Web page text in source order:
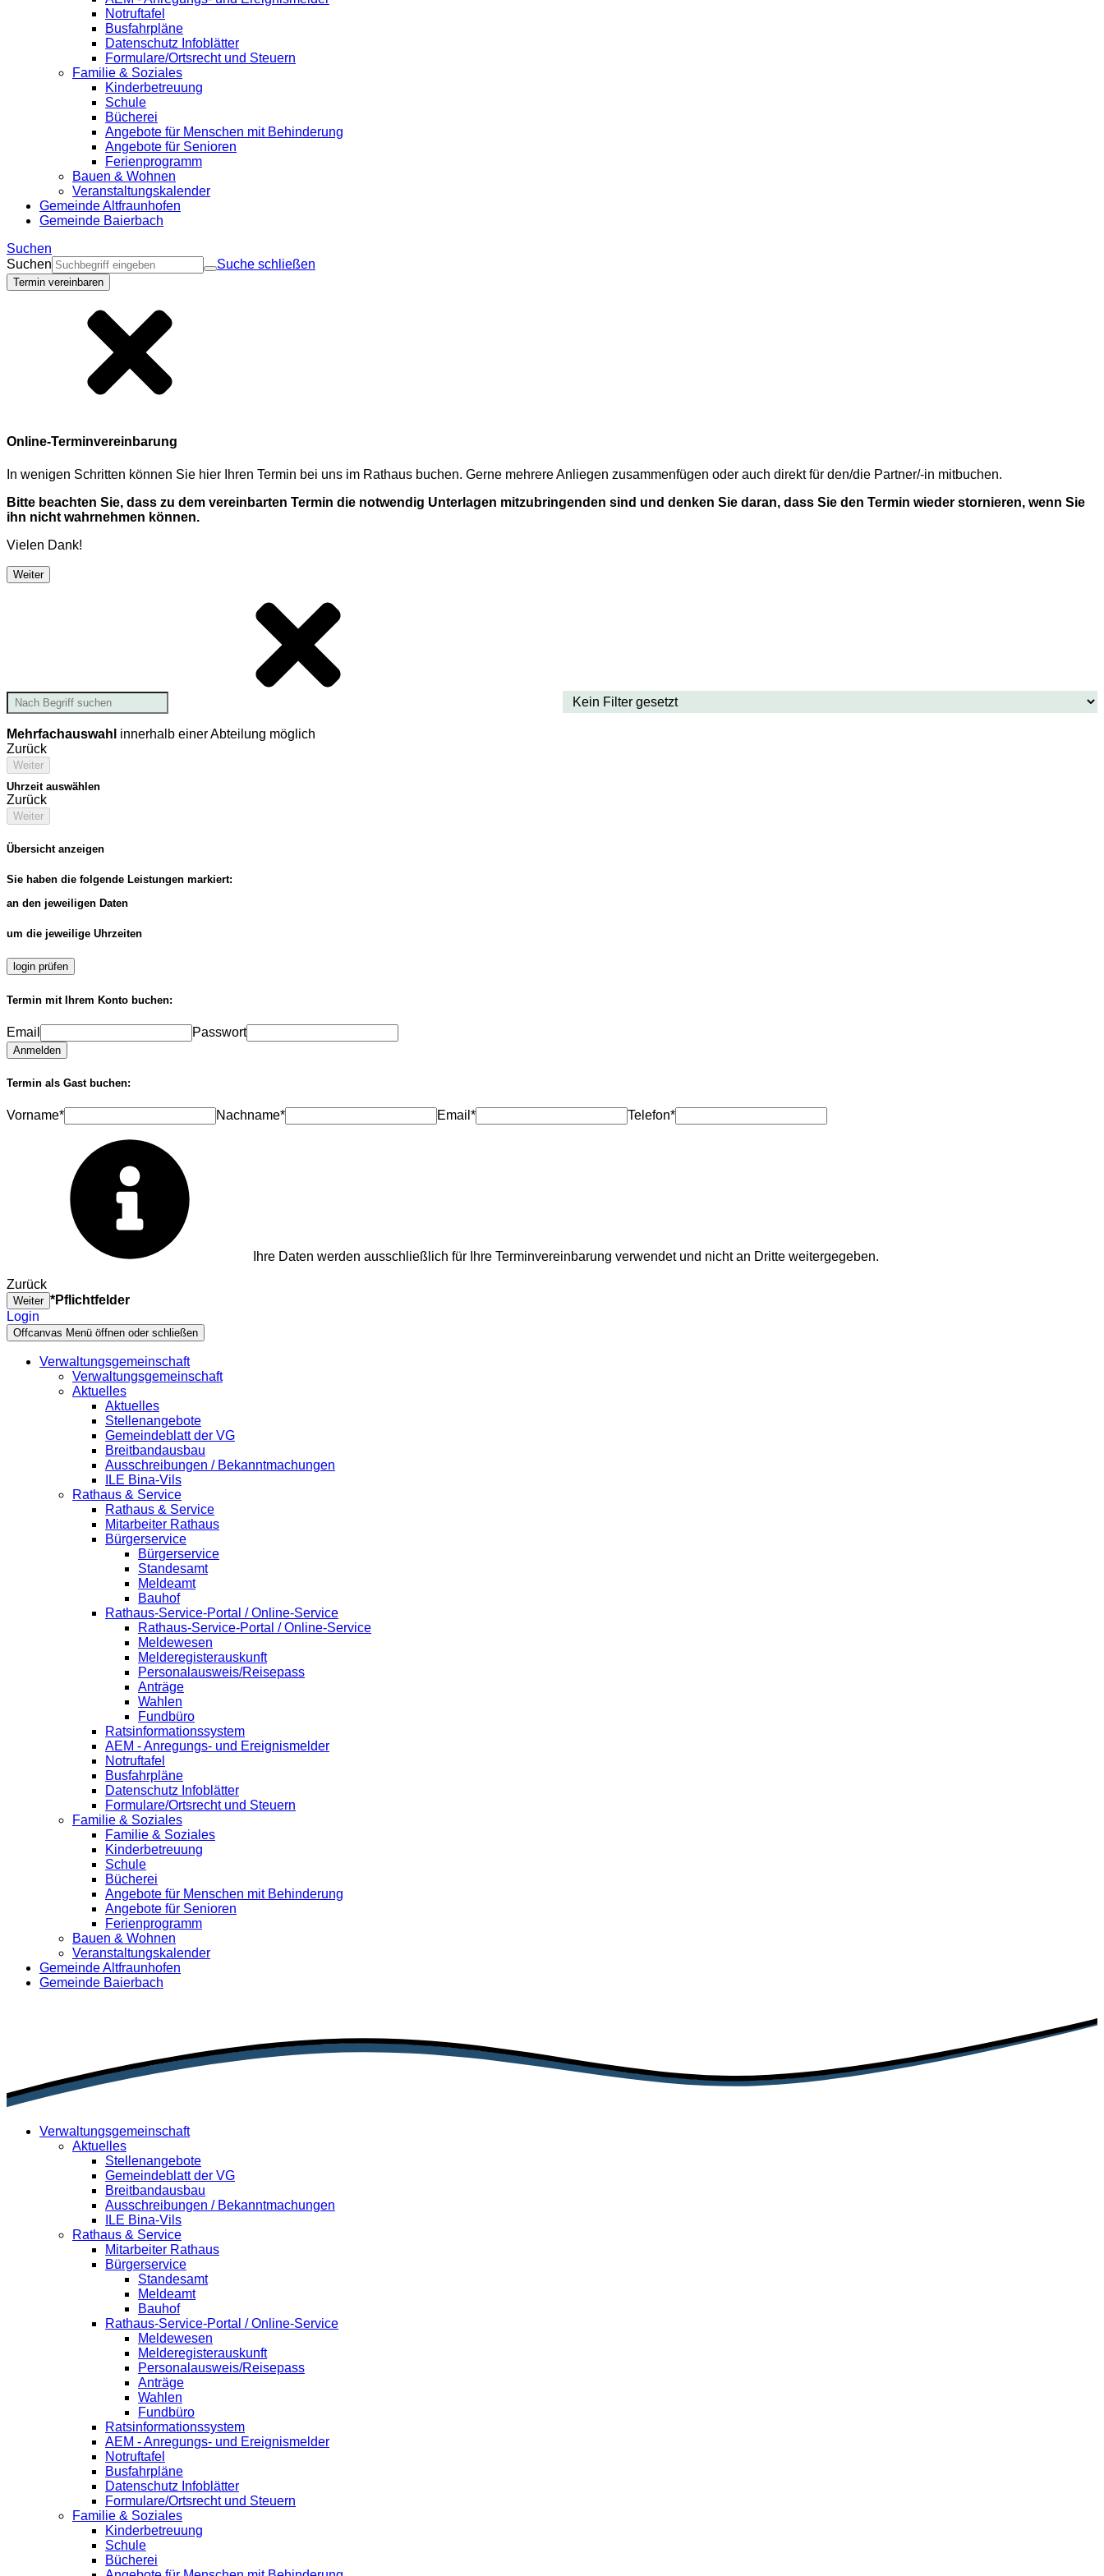
Notruftafel
Busfahrpläne
Datenschutz Infoblätter
Formulare/Ortsrecht und Steuern
Familie & Soziales
Kinderbetreuung
Schule
Bücherei
Angebote für Menschen mit Behinderung
Angebote für Senioren
Ferienprogramm
Bauen & Wohnen
Veranstaltungskalender
Gemeinde Altfraunhofen
Gemeinde Baierbach
Suchen
Suchen
Suche schließen
Termin vereinbaren
Online-Terminvereinbarung
In wenigen Schritten können Sie hier Ihren Termin bei uns im Rathaus buchen. Gerne mehrere Anliegen zusammenfügen oder auch direkt für den/die Partner/-in mitbuchen.
Bitte beachten Sie, dass zu dem vereinbarten Termin die notwendig Unterlagen mitzubringenden sind und denken Sie daran, dass Sie den Termin wieder stornieren, wenn Sie
ihn nicht wahrnehmen können.
Vielen Dank!
Weiter
Mehrfachauswahl innerhalb einer Abteilung möglich
Zurück
Weiter
Uhrzeit auswählen
Zurück
Weiter
Übersicht anzeigen
Sie haben die folgende Leistungen markiert:
an den jeweiligen Daten
um die jeweilige Uhrzeiten
login prüfen
Termin mit Ihrem Konto buchen:
Email Passwort
Anmelden
Termin als Gast buchen:
Vorname* Nachname* Email* Telefon*
Ihre Daten werden ausschließlich für Ihre Terminvereinbarung verwendet und nicht an Dritte weitergegeben.
Zurück
Weiter *Pflichtfelder
Login
Offcanvas Menü öffnen oder schließen
Verwaltungsgemeinschaft
Verwaltungsgemeinschaft
Aktuelles
Aktuelles
Stellenangebote
Gemeindeblatt der VG
Breitbandausbau
Ausschreibungen / Bekanntmachungen
ILE Bina-Vils
Rathaus & Service
Rathaus & Service
Mitarbeiter Rathaus
Bürgerservice
Bürgerservice
Standesamt
Meldeamt
Bauhof
Rathaus-Service-Portal / Online-Service
Rathaus-Service-Portal / Online-Service
Meldewesen
Melderegisterauskunft
Personalausweis/Reisepass
Anträge
Wahlen
Fundbüro
Ratsinformationssystem
AEM - Anregungs- und Ereignismelder
Notruftafel
Busfahrpläne
Datenschutz Infoblätter
Formulare/Ortsrecht und Steuern
Familie & Soziales
Familie & Soziales
Kinderbetreuung
Schule
Bücherei
Angebote für Menschen mit Behinderung
Angebote für Senioren
Ferienprogramm
Bauen & Wohnen
Veranstaltungskalender
Gemeinde Altfraunhofen
Gemeinde Baierbach
Verwaltungsgemeinschaft
Aktuelles
Stellenangebote
Gemeindeblatt der VG
Breitbandausbau
Ausschreibungen / Bekanntmachungen
ILE Bina-Vils
Rathaus & Service
Mitarbeiter Rathaus
Bürgerservice
Standesamt
Meldeamt
Bauhof
Rathaus-Service-Portal / Online-Service
Meldewesen
Melderegisterauskunft
Personalausweis/Reisepass
Anträge
Wahlen
Fundbüro
Ratsinformationssystem
AEM - Anregungs- und Ereignismelder
Notruftafel
Busfahrpläne
Datenschutz Infoblätter
Formulare/Ortsrecht und Steuern
Familie & Soziales
Kinderbetreuung
Schule
Bücherei